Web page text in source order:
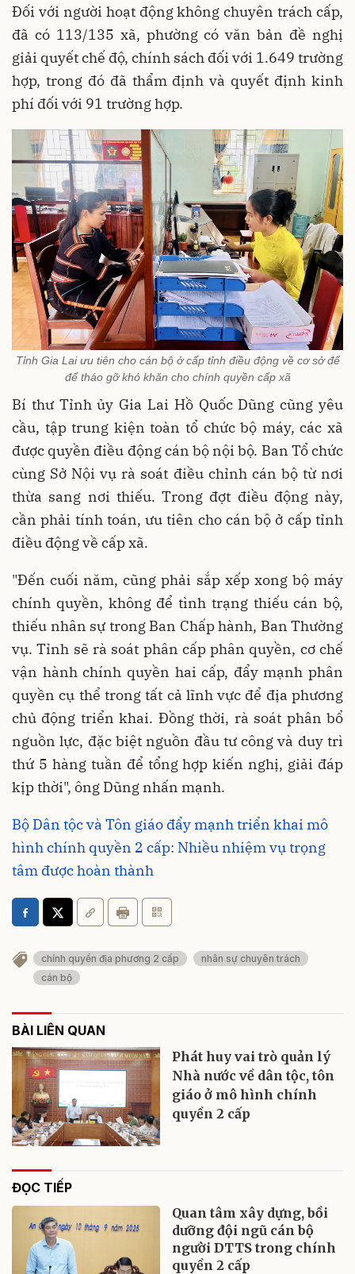
Đối với người hoạt động không chuyên trách cấp,
đã có 113/135 xã, phường có văn bản đề nghị
giải quyết chế độ, chính sách đối với 1.649 trường
hợp, trong đó đã thẩm định và quyết định kinh
phí đối với 91 trường hợp.
Tỉnh Gia Lai ưu tiên cho cán bộ ở cấp tỉnh điều động về cơ sở để
để tháo gỡ khó khăn cho chính quyền cấp xã
Bí thư Tỉnh ủy Gia Lai Hồ Quốc Dũng cũng yêu
cầu, tập trung kiện toàn tổ chức bộ máy, các xã
được quyền điều động cán bộ nội bộ. Ban Tổ chức
cùng Sở Nội vụ rà soát điều chỉnh cán bộ từ nơi
thừa sang nơi thiếu. Trong đợt điều động này,
cần phải tính toán, ưu tiên cho cán bộ ở cấp tỉnh
điều động về cấp xã.
"Đến cuối năm, cũng phải sắp xếp xong bộ máy
chính quyền, không để tình trạng thiếu cán bộ,
thiếu nhân sự trong Ban Chấp hành, Ban Thường
vụ. Tỉnh sẽ rà soát phân cấp phân quyền, cơ chế
vận hành chính quyền hai cấp, đẩy mạnh phân
quyền cụ thể trong tất cả lĩnh vực để địa phương
chủ động triển khai. Đồng thời, rà soát phân bổ
nguồn lực, đặc biệt nguồn đầu tư công và duy trì
thứ 5 hàng tuần để tổng hợp kiến nghị, giải đáp
kịp thời", ông Dũng nhấn mạnh.
Bộ Dân tộc và Tôn giáo đẩy mạnh triển khai mô
hình chính quyền 2 cấp: Nhiều nhiệm vụ trọng
tâm được hoàn thành
chính quyền địa phương 2 cấp
nhân sự chuyên trách
cán bộ
BÀI LIÊN QUAN
Phát huy vai trò quản lý
Nhà nước về dân tộc, tôn
giáo ở mô hình chính
quyền 2 cấp
ĐỌC TIẾP
Quan tâm xây dựng, bồi
dưỡng đội ngũ cán bộ
người DTTS trong chính
quyền 2 cấp